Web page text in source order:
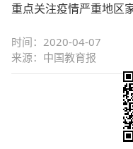
重点关注疫情严重地区
时间：2020-04-07
来源：中国教育报